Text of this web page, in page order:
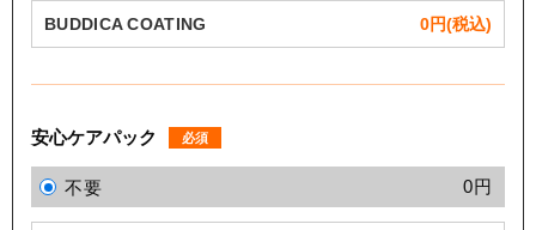
BUDDICA COATING 0円(税込)
安心ケアパック 必須
不要 0円